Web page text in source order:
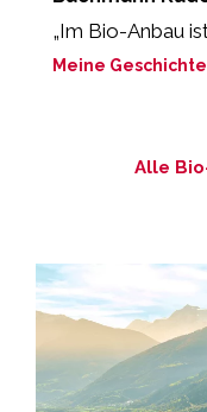
„Im Bio-Anbau
Meine Geschichte
Alle